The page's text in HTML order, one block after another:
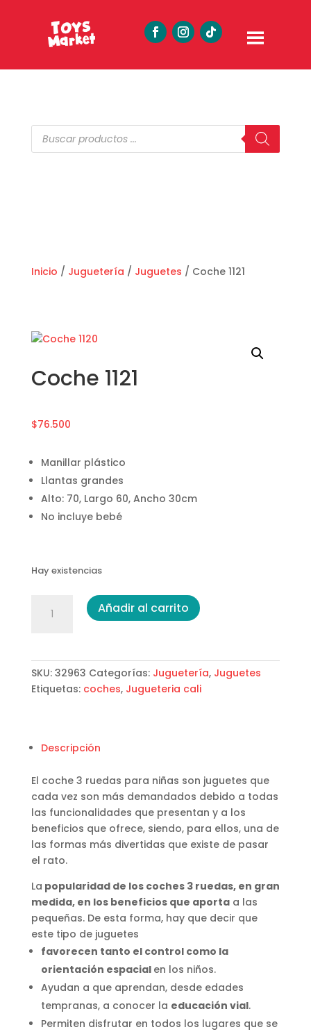
Búsqueda
de
productos
Inicio / Juguetería / Juguetes / Coche 1121
Coche 1121
$76.500
Manillar plástico
Llantas grandes
Alto: 70, Largo 60, Ancho 30cm
No incluye bebé
Hay existencias
Añadir al carrito
SKU: 32963 Categorías: Juguetería, Juguetes
Etiquetas: coches, Jugueteria cali
Descripción
El coche 3 ruedas para niñas son juguetes que
cada vez son más demandados debido a todas
las funcionalidades que presentan y a los
beneficios que ofrece, siendo, para ellos, una de
las formas más divertidas que existe de pasar
el rato.
La popularidad de los coches 3 ruedas, en gran
medida, en los beneficios que aportaa las
pequeñas. De esta forma, hay que decir que
este tipo de juguetes
favorecen tanto el control como la
orientación espacial en los niños.
Ayudan a que aprendan, desde edades
tempranas, a conocer la educación vial.
Permiten disfrutar en todos los lugares que se